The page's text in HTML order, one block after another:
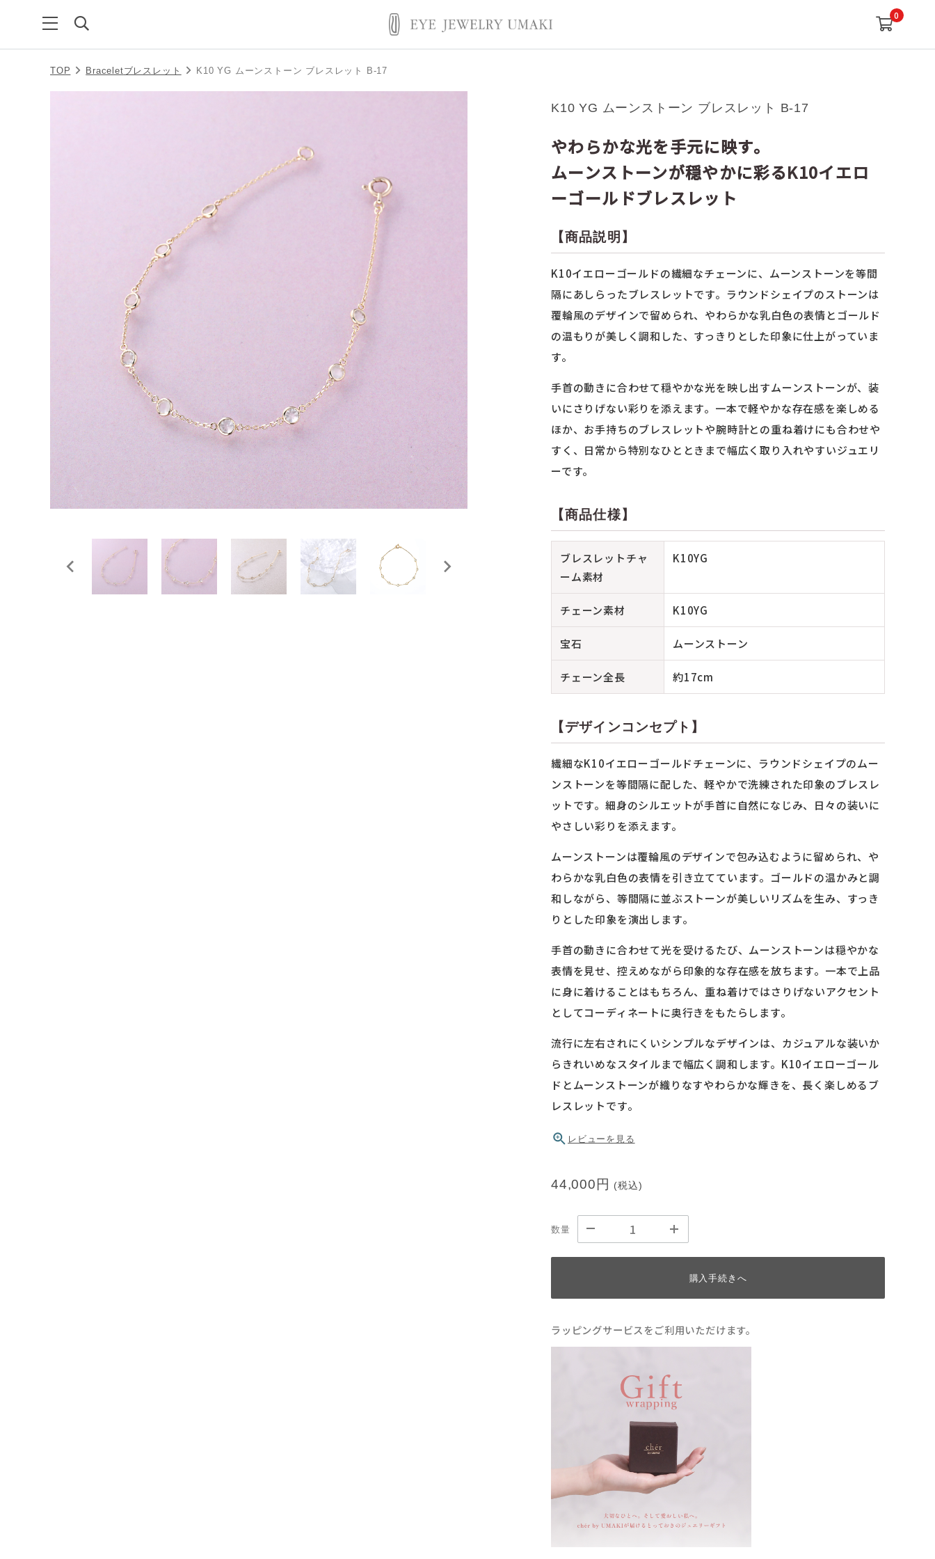
0
TOP Braceletブレスレット K10 YG ムーンストーン ブレスレット B-17
K10 YG ムーンストーン ブレスレット B-17
やわらかな光を手元に映す。
ムーンストーンが穏やかに彩るK10イエロ
ーゴールドブレスレット
【商品説明】
K10イエローゴールドの繊細なチェーンに、ムーンストーンを等間
隔にあしらったブレスレットです。ラウンドシェイプのストーンは
覆輪風のデザインで留められ、やわらかな乳白色の表情とゴールド
の温もりが美しく調和した、すっきりとした印象に仕上がっていま
す。
手首の動きに合わせて穏やかな光を映し出すムーンストーンが、装
いにさりげない彩りを添えます。一本で軽やかな存在感を楽しめる
ほか、お手持ちのブレスレットや腕時計との重ね着けにも合わせや
すく、日常から特別なひとときまで幅広く取り入れやすいジュエリ
ーです。
【商品仕様】
ブレスレットチャ
ーム素材
K10YG
チェーン素材 K10YG
宝石 ムーンストーン
チェーン全長 約17cm
【デザインコンセプト】
繊細なK10イエローゴールドチェーンに、ラウンドシェイプのムー
ンストーンを等間隔に配した、軽やかで洗練された印象のブレスレ
ットです。細身のシルエットが手首に自然になじみ、日々の装いに
やさしい彩りを添えます。
ムーンストーンは覆輪風のデザインで包み込むように留められ、や
わらかな乳白色の表情を引き立てています。ゴールドの温かみと調
和しながら、等間隔に並ぶストーンが美しいリズムを生み、すっき
りとした印象を演出します。
手首の動きに合わせて光を受けるたび、ムーンストーンは穏やかな
表情を見せ、控えめながら印象的な存在感を放ちます。一本で上品
に身に着けることはもちろん、重ね着けではさりげないアクセント
としてコーディネートに奥行きをもたらします。
流行に左右されにくいシンプルなデザインは、カジュアルな装いか
らきれいめなスタイルまで幅広く調和します。K10イエローゴール
ドとムーンストーンが織りなすやわらかな輝きを、長く楽しめるブ
レスレットです。
レビューを見る
44,000円 (税込)
数量
購入手続きへ
ラッピングサービスをご利用いただけます。